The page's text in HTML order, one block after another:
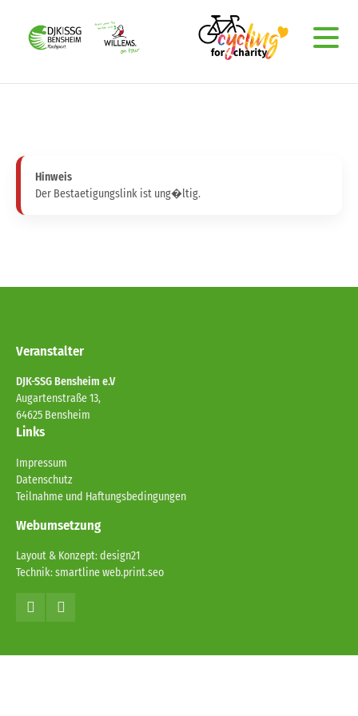
Hinweis
Der Bestaetigungslink ist ung�ltig.
Veranstalter
DJK-SSG Bensheim e.V
Augartenstraße 13,
64625 Bensheim
Links
Impressum
Datenschutz
Teilnahme und Haftungsbedingungen
Webumsetzung
Layout & Konzept: design21
Technik: smartline web.print.seo